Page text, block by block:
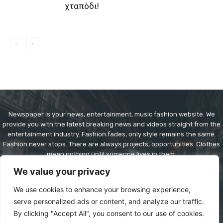
We value your privacy
We use cookies to enhance your browsing experience,
serve personalized ads or content, and analyze our traffic.
By clicking "Accept All", you consent to our use of cookies.
χταπόδι!
Newspaper is your news, entertainment, music fashion website. We
provide you with the latest breaking news and videos straight from the
entertainment industry. Fashion fades, only style remains the same.
Fashion never stops. There are always projects, opportunities. Clothes
mean nothing until someone lives in them.
Contact us:contact@yoursite.com